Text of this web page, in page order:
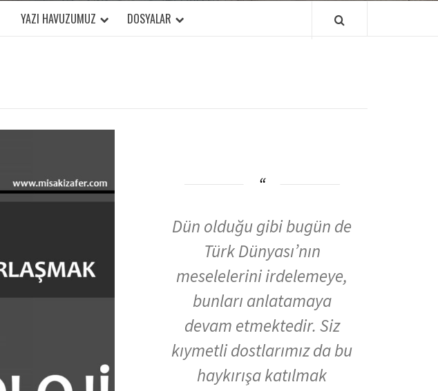
YAZI HAVUZUMUZ DOSYALAR
Dün olduğu gibi bugün de
Türk Dünyası’nın
meselelerini irdelemeye,
bunları anlatamaya
devam etmektedir. Siz
kıymetli dostlarımız da bu
haykırışa katılmak